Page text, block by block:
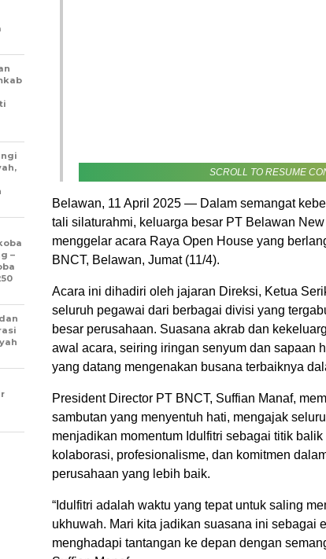
SCROLL TO RESUME
Belawan, 11 April 2025 — Dalam semangat
tali silaturahmi, keluarga besar PT Belawan
menggelar acara Raya Open House yang
BNCT, Belawan, Jumat (11/4).
Acara ini dihadiri oleh jajaran Direksi, Ketua
seluruh pegawai dari berbagai divisi yang
besar perusahaan. Suasana akrab dan
awal acara, seiring iringan senyum dan sapaan
yang datang mengenakan busana terbaiknya
President Director PT BNCT, Suffian Manaf,
sambutan yang menyentuh hati, mengajak
menjadikan momentum Idulfitri sebagai titik
kolaborasi, profesionalisme, dan komitmen
perusahaan yang lebih baik.
“Idulfitri adalah waktu yang tepat untuk saling
ukhuwah. Mari kita jadikan suasana ini sebagai
menghadapi tantangan ke depan dengan
–